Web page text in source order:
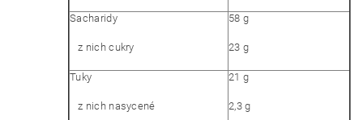
Sacharidy
z nich cukry
58 g
23 g
Tuky
z nich nasycené
21 g
2,3 g